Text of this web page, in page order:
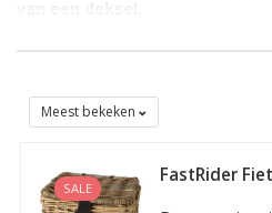
vaak zonder echt te hoeven
van oudsher moesten er zoveel
kleinere varianten; geheel passend
Met een brede keus aan
Meest bekeken
SALE
FastRider